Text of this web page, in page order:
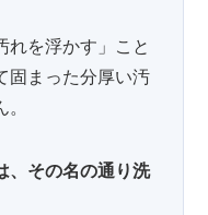
れを浮かす」こと
固まった分厚い汚
、その名の通り洗